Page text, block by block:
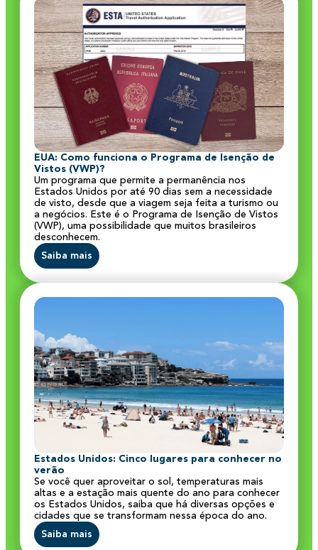
EUA: Como funciona o Programa de Isenção de
Vistos (VWP)?
Um programa que permite a permanência nos
Estados Unidos por até 90 dias sem a necessidade
de visto, desde que a viagem seja feita a turismo ou
a negócios. Este é o Programa de Isenção de Vistos
(VWP), uma possibilidade que muitos brasileiros
desconhecem.
Saiba mais
Estados Unidos: Cinco lugares para conhecer no
verão
Se você quer aproveitar o sol, temperaturas mais
altas e a estação mais quente do ano para conhecer
os Estados Unidos, saiba que há diversas opções e
cidades que se transformam nessa época do ano.
Saiba mais